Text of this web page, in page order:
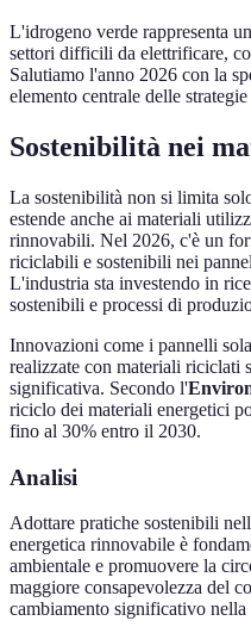
L'idrogeno verde rappresenta
settori difficili da elettrificare,
Salutiamo l'anno 2026 con la
elemento centrale delle
Sostenibilità nei
La sostenibilità non si limita
estende anche ai materiali
rinnovabili. Nel 2026, c'è un
riciclabili e sostenibili nei
L'industria sta investendo in
sostenibili e processi di
Innovazioni come i pannelli
realizzate con materiali riciclati
significativa. Secondo l'
riciclo dei materiali energetici
fino al 30% entro il 2030.
Analisi
Adottare pratiche sostenibili
energetica rinnovabile è
ambientale e promuovere la
maggiore consapevolezza del
cambiamento significativo